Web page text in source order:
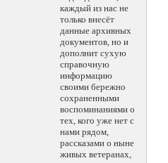
каждый из нас не
только внесёт
данные архивных
документов, но и
дополнит сухую
справочную
информацию
своими бережно
сохраненными
воспоминаниями о
тех, кого уже нет с
нами рядом,
рассказами о ныне
живых ветеранах,